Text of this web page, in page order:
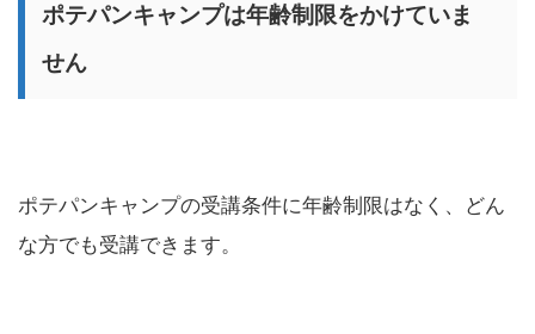
ポテパンキャンプは年齢制限をかけていま
せん
ポテパンキャンプの受講条件に年齢制限はなく、どん
な方でも受講できます。